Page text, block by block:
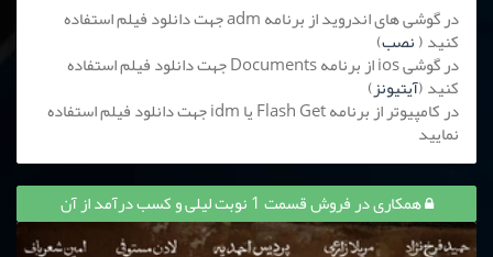
در گوشی های اندروید از برنامه adm جهت دانلود فیلم استفاده
کنید (نصب)
در گوشی ios از برنامه Documents جهت دانلود فیلم استفاده
کنید (آیتیونز)
در کامپیوتر از برنامه Flash Get یا idm جهت دانلود فیلم استفاده
نمایید
همکاری در فروش قسمت 1 نوبت لیلی و کسب درآمد از آن